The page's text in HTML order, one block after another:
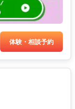
体験・相談予約